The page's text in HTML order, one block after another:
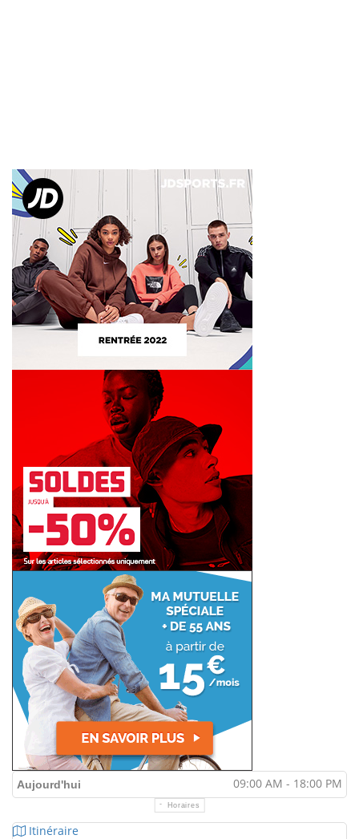
Aujourd'hui 09:00 AM - 18:00 PM
Horaires
Itinéraire